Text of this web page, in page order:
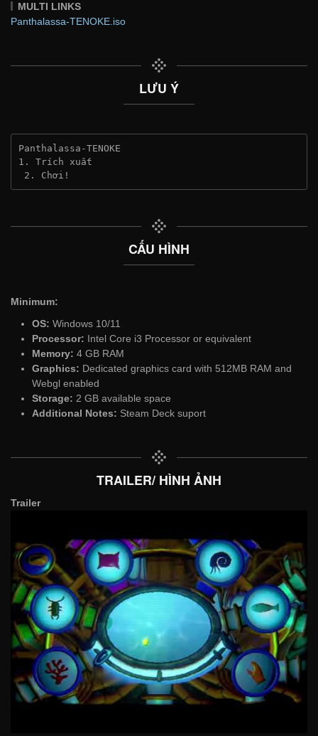
MULTI LINKS
Panthalassa-TENOKE.iso
LƯU Ý
Panthalassa-TENOKE
1. Trích xuất
2. Chơi!
CẤU HÌNH
Minimum:
OS: Windows 10/11
Processor: Intel Core i3 Processor or equivalent
Memory: 4 GB RAM
Graphics: Dedicated graphics card with 512MB RAM and
Webgl enabled
Storage: 2 GB available space
Additional Notes: Steam Deck suport
TRAILER/ HÌNH ẢNH
Trailer